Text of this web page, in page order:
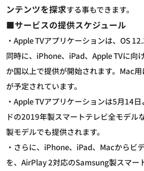
ンテンツを探求する事もできます。
■サービスの提供スケジュール
・Apple TVアプリケーションは、OS
同時に、iPhone、iPad、Apple TVに向
か国以上で提供が開始されます。Mac
が予定されています。
・Apple TVアプリケーションは5月14
ドの2019年製スマートテレビ全モデル
製モデルでも提供されます。
・さらに、iPhone、iPad、Macからビ
を、AirPlay 2対応のSamsung製スマー